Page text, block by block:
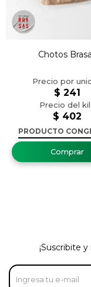
Chotos
$ 402
$ 241
PRODUCTO
¡Suscribite